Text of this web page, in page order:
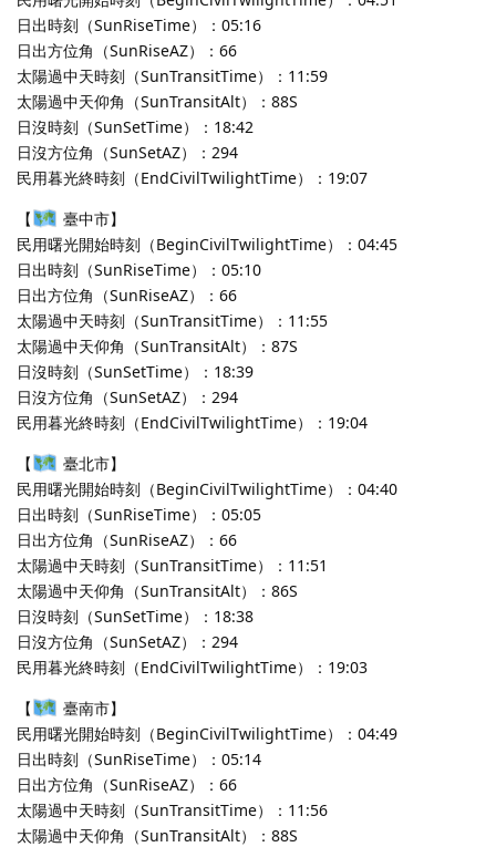
日出時刻（SunRiseTime）：05:16
日出方位角（SunRiseAZ）：66
太陽過中天時刻（SunTransitTime）：11:59
太陽過中天仰角（SunTransitAlt）：88S
日沒時刻（SunSetTime）：18:42
日沒方位角（SunSetAZ）：294
民用暮光終時刻（EndCivilTwilightTime）：19:07
【
臺中市】
民用曙光開始時刻（BeginCivilTwilightTime）：04:45
日出時刻（SunRiseTime）：05:10
日出方位角（SunRiseAZ）：66
太陽過中天時刻（SunTransitTime）：11:55
太陽過中天仰角（SunTransitAlt）：87S
日沒時刻（SunSetTime）：18:39
日沒方位角（SunSetAZ）：294
民用暮光終時刻（EndCivilTwilightTime）：19:04
【
臺北市】
民用曙光開始時刻（BeginCivilTwilightTime）：04:40
日出時刻（SunRiseTime）：05:05
日出方位角（SunRiseAZ）：66
太陽過中天時刻（SunTransitTime）：11:51
太陽過中天仰角（SunTransitAlt）：86S
日沒時刻（SunSetTime）：18:38
日沒方位角（SunSetAZ）：294
民用暮光終時刻（EndCivilTwilightTime）：19:03
【
臺南市】
民用曙光開始時刻（BeginCivilTwilightTime）：04:49
日出時刻（SunRiseTime）：05:14
日出方位角（SunRiseAZ）：66
太陽過中天時刻（SunTransitTime）：11:56
太陽過中天仰角（SunTransitAlt）：88S